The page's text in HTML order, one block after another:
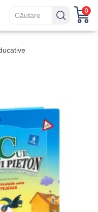
0